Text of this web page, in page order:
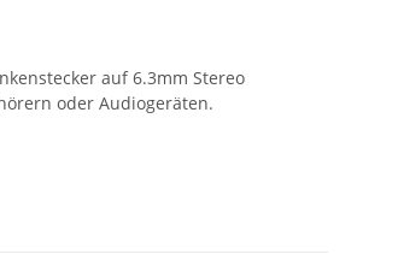
auf 6.3mm Stereo
oder Audiogeräten.